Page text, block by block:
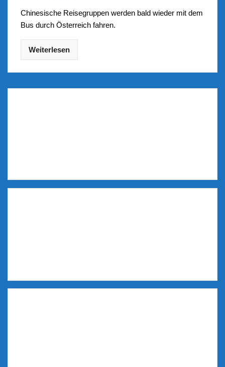
Chinesische Reisegruppen werden bald wieder mit dem
Bus durch Österreich fahren.
Weiterlesen